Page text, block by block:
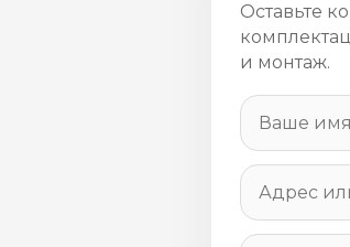
Оставьте
и монтаж.